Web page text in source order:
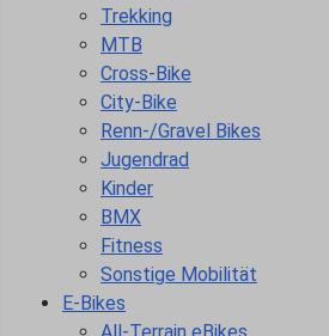
Trekking
MTB
Cross-Bike
City-Bike
Renn-/Gravel Bikes
Jugendrad
Kinder
BMX
Fitness
Sonstige Mobilität
E-Bikes